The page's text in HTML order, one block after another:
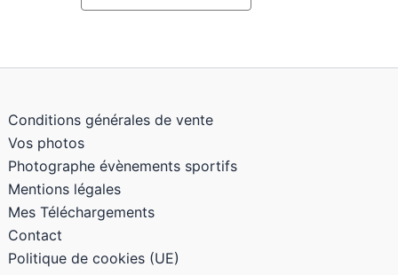
Conditions générales de vente
Vos photos
Photographe évènements sportifs
Mentions légales
Mes Téléchargements
Contact
Politique de cookies (UE)